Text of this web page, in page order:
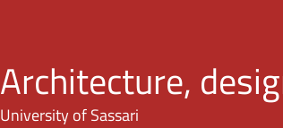
Architecture,
University of Sassari